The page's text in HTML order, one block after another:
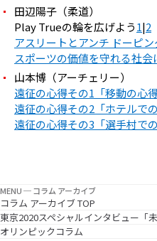
MENU ─ コラム アーカイブ
コラム アーカイブ TOP
東京2020スペシャルインタビュー「
オリンピックコラム
田辺陽子（柔道）
Play Trueの輪を広げよう1|2
アスリートとアンチ ドーピン
スポーツの価値を守れる社会
山本博（アーチェリー）
遠征の心得その1「移動の心得
遠征の心得その2「ホテルでの
遠征の心得その3「選手村での